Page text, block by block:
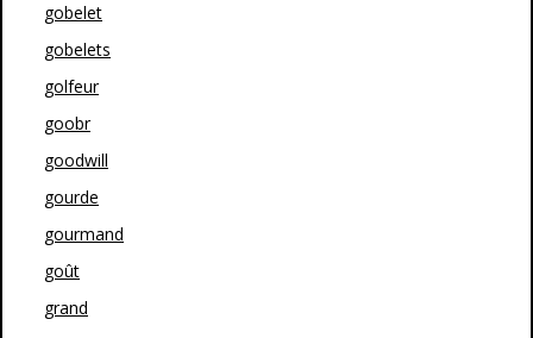
gobelet
gobelets
golfeur
goobr
goodwill
gourde
gourmand
goût
grand